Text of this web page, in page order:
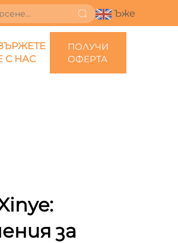
Ъже
С НАС
ПОЛУЧИ
ОФЕРТА
за